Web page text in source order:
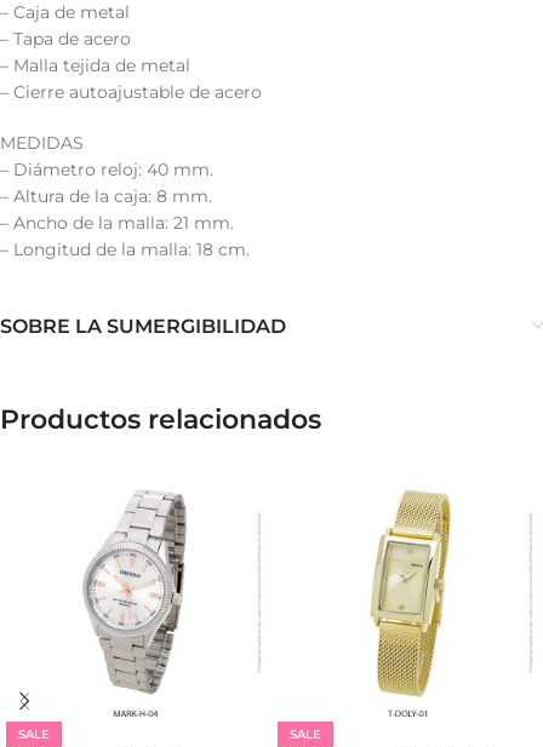
– Caja de metal
– Tapa de acero
– Malla tejida de metal
– Cierre autoajustable de acero
MEDIDAS
– Diámetro reloj: 40 mm.
– Altura de la caja: 8 mm.
– Ancho de la malla: 21 mm.
– Longitud de la malla: 18 cm.
SOBRE LA SUMERGIBILIDAD
Productos relacionados
SALE SALE